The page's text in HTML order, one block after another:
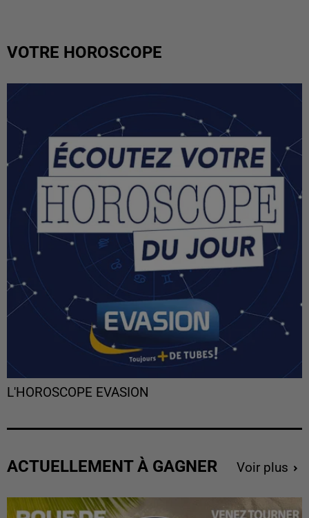
VOTRE HOROSCOPE
L'HOROSCOPE EVASION
ACTUELLEMENT À GAGNER Voir plus